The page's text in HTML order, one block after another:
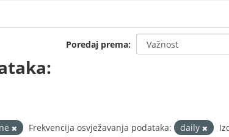
Poredaj prema
Frekvencija osvježavanja podataka: daily